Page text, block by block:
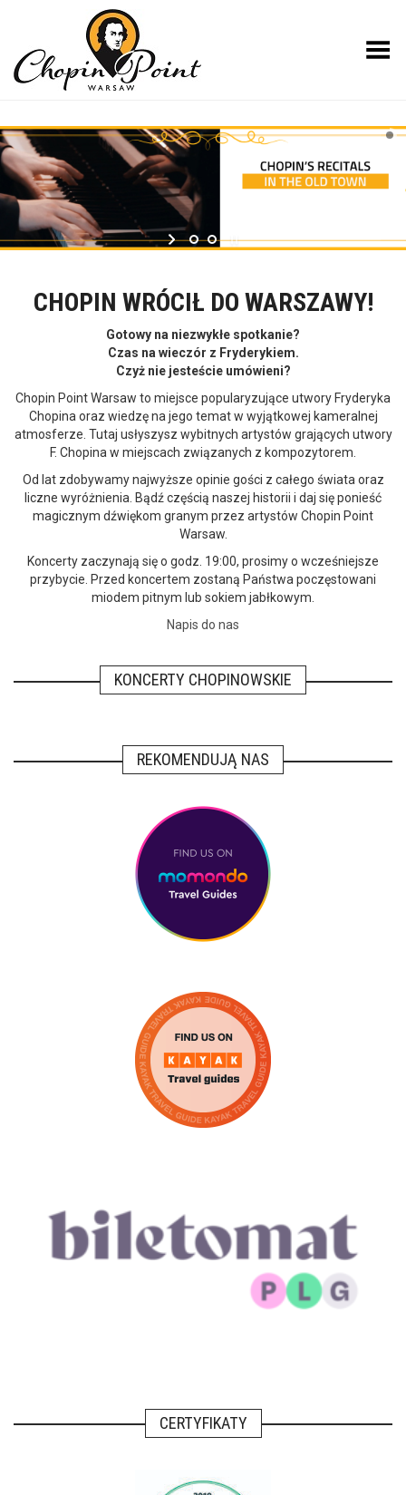
Toggle Menu
CHOPIN WRÓCIŁ DO WARSZAWY!
Gotowy na niezwykłe spotkanie?
Czas na wieczór z Fryderykiem.
Czyż nie jesteście umówieni?
Chopin Point Warsaw to miejsce popularyzujące utwory Fryderyka
Chopina oraz wiedzę na jego temat w wyjątkowej kameralnej
atmosferze. Tutaj usłyszysz wybitnych artystów grających utwory
F. Chopina w miejscach związanych z kompozytorem.
Od lat zdobywamy najwyższe opinie gości z całego świata oraz
liczne wyróżnienia. Bądź częścią naszej historii i daj się ponieść
magicznym dźwiękom granym przez artystów Chopin Point
Warsaw.
Koncerty zaczynają się o godz. 19:00, prosimy o wcześniejsze
przybycie. Przed koncertem zostaną Państwa poczęstowani
miodem pitnym lub sokiem jabłkowym.
Napis do nas
KONCERTY CHOPINOWSKIE
REKOMENDUJĄ NAS
CERTYFIKATY